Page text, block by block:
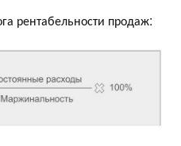
рентабельности продаж: